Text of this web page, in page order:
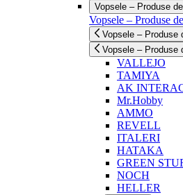
Vopsele – Produse
Vopsele – Produse
Vopsele – Produse
Vopsele – Produse
VALLEJO
TAMIYA
AK
Mr.Hobby
AMMO
REVELL
ITALERI
HATAKA
GREEN
NOCH
HELLER